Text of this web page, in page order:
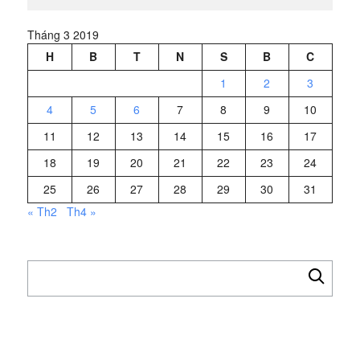
Tháng 3 2019
H
B T N S B
C
1
2
3
4
5 6 7 8 9
10
11
12 13 14 15 16
17
18
19 20 21 22 23
24
25
26 27 28 29 30
31
« Th2
Th4 »
cho: